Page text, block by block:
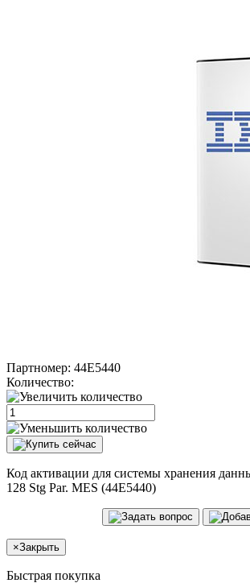
Партномер: 44E5440
Количество:
Код активации для системы хранения
128 Stg Par. MES (44E5440)
×Закрыть
Быстрая покупка